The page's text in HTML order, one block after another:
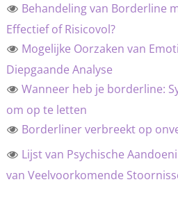
Behandeling van Borderline
Effectief of Risicovol?
Mogelijke Oorzaken van
Diepgaande Analyse
Wanneer heb je borderline:
om op te letten
Borderliner verbreekt op
Lijst van Psychische
van Veelvoorkomende